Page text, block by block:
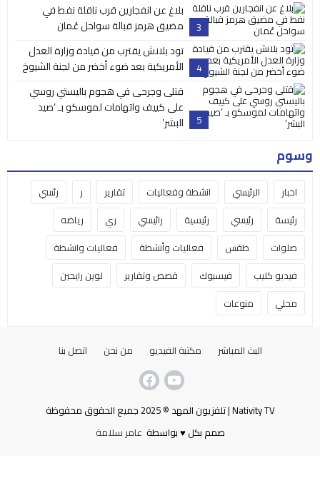
3
بلاغ عن انفجارين قرب ناقلة نفط في
مضيق هرمز قبالة سواحل عُمان
4
تود بلانش يقترب من قيادة وزارة العدل
الأمريكية بعد ضوء أخضر من لجنة الشيوخ
5
قتلى وجرحى في هجوم باليستي روسي
على كييف واتهامات لموسكو بـ ‘صيد
البشر’
وسوم
اخبار الرئيسي انشطة وفعاليات تقارير ر
رئسي
رئيسة
رئيسي رئيسية رائيسي ري
رياضه
صلوات
طقس فعاليات وأنشطة
فعاليات وانشطة
فيديو كليب
فيسبوك قصص وتقارير
لوين رايحين
محلي
منوعات
البث المباشر مكتبة الفيديو من نحن اتصل بنا
Nativity TV | تلفزيون المهد © 2025 جميع الحقوق محفوظة
صمم بكل ♥ بواسطة عامر سلامة